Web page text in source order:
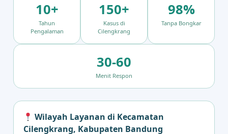
10+
Tahun
Pengalaman
150+
Kasus di
Cilengkrang
98%
Tanpa Bongkar
30-60
Menit Respon
Wilayah Layanan di Kecamatan
Cilengkrang, Kabupaten Bandung